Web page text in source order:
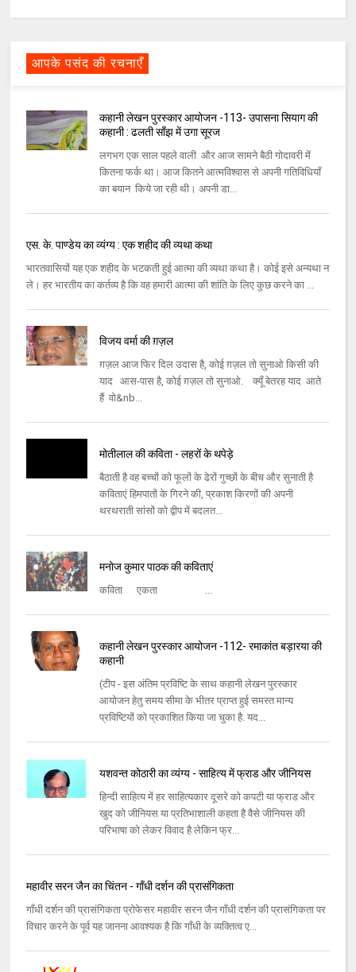
आपके पसंद की रचनाएँ
कहानी लेखन पुरस्कार आयोजन -113- उपासना सियाग की
कहानी : ढलती साँझ में उगा सूरज
लगभग एक साल पहले वाली और आज सामने बैठी गोदावरी में
कितना फर्क था। आज कितने आत्मविश्वास से अपनी गतिविधियाँ
का बयान किये जा रही थी। अपनी डा...
एस. के. पाण्डेय का व्यंग्य : एक शहीद की व्यथा कथा
भारतवासियों यह एक शहीद के भटकती हुई आत्मा की व्यथा कथा है। कोई इसे अन्यथा न
ले। हर भारतीय का कर्तव्य है कि वह हमारी आत्मा की शांति के लिए कुछ करने का ...
विजय वर्मा की ग़ज़ल
ग़ज़ल आज फिर दिल उदास है, कोई ग़ज़ल तो सुनाओ किसी की
याद आस-पास है, कोई ग़ज़ल तो सुनाओ. क्यूँ बेतरह याद आते
हैं वो&nb...
मोतीलाल की कविता - लहरों के थपेड़े
बैठाती है वह बच्चों को फूलों के ढेरों गुच्छों के बीच और सुनाती है
कविताएं हिमपातों के गिरने की, प्रकाश किरणों की अपनी
थरथराती सांसों को द्वीप में बदलत...
मनोज कुमार पाठक की कविताएं
कविता एकता ...
कहानी लेखन पुरस्कार आयोजन -112- रमाकांत बड़ारया की
कहानी
(टीप - इस अंतिम प्रविष्टि के साथ कहानी लेखन पुरस्कार
आयोजन हेतु समय सीमा के भीतर प्राप्त हुई समस्त मान्य
प्रविष्टियों को प्रकाशित किया जा चुका है. यद...
यशवन्‍त कोठारी का व्यंग्य - साहित्य में फ्राड और जीनियस
हिन्‍दी साहित्‍य में हर साहित्‍यकार दूसरे को कपटी या फ्रा‍ड और
खुद को जीनियस या प्रतिभाशाली कहता है वैसे जीनियस की
परिभाषा को लेकर विवाद है लेकिन फ्र...
महावीर सरन जैन का चिंतन - गाँधी दर्शन की प्रासंगिकता
गाँधी दर्शन की प्रासंगिकता प्रोफेसर महावीर सरन जैन गाँधी दर्शन की प्रासंगिकता पर
विचार करने के पूर्व यह जानना आवश्‍यक है कि गाँधी के व्‍यक्‍तित्‍व ए...